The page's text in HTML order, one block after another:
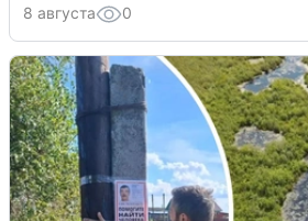
8 августа 0